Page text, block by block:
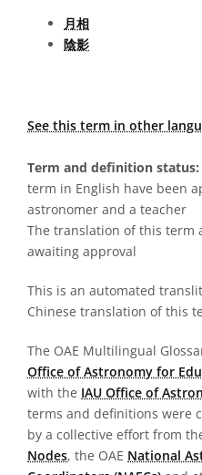
月相
陰影
See this term in other
Term and definition status:
term in English have been
astronomer and a teacher
The translation of this term
awaiting approval
This is an automated
Chinese translation of this
The OAE Multilingual
Office of Astronomy for
with the IAU Office of
terms and definitions were
by a collective effort from
Nodes, the OAE National